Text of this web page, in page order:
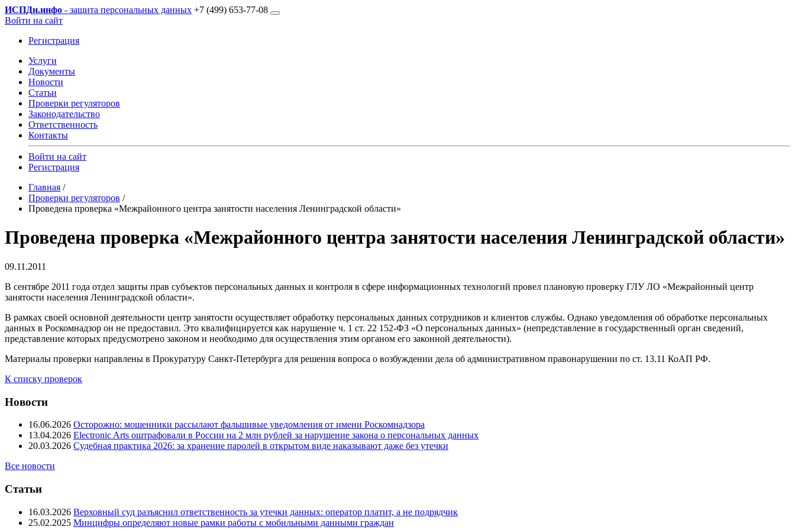
ИСПДн.инфо - защита персональных данных +7 (499) 653-77-08
Войти на сайт
Регистрация
Услуги
Документы
Новости
Статьи
Проверки регуляторов
Законодательство
Ответственность
Контакты
Войти на сайт
Регистрация
Главная /
Проверки регуляторов /
Проведена проверка «Межрайонного центра занятости населения Ленинградской области»
Проведена проверка «Межрайонного центра занятости населения Ленинградской области»
09.11.2011
В сентябре 2011 года отдел защиты прав субъектов персональных данных и контроля в сфере информационных технологий провел плановую проверку ГЛУ ЛО «Межрайонный центр
занятости населения Ленинградской области».
В рамках своей основной деятельности центр занятости осуществляет обработку персональных данных сотрудников и клиентов службы. Однако уведомления об обработке персональных
данных в Роскомнадзор он не предоставил. Это квалифицируется как нарушение ч. 1 ст. 22 152-ФЗ «О персональных данных» (непредставление в государственный орган сведений,
представление которых предусмотрено законом и необходимо для осуществления этим органом его законной деятельности).
Материалы проверки направлены в Прокуратуру Санкт-Петербурга для решения вопроса о возбуждении дела об административном правонарушении по ст. 13.11 КоАП РФ.
К списку проверок
Новости
16.06.2026 Осторожно: мошенники рассылают фальшивые уведомления от имени Роскомнадзора
13.04.2026 Electronic Arts оштрафовали в России на 2 млн рублей за нарушение закона о персональных данных
20.03.2026 Судебная практика 2026: за хранение паролей в открытом виде наказывают даже без утечки
Все новости
Статьи
16.03.2026 Верховный суд разъяснил ответственность за утечки данных: оператор платит, а не подрядчик
25.02.2025 Минцифры определяют новые рамки работы с мобильными данными граждан